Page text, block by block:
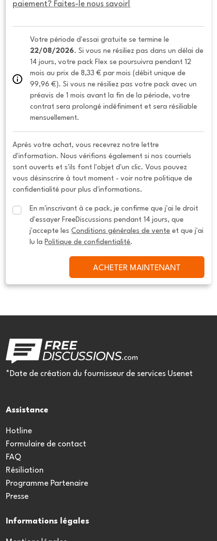
paiement? Faites-le nous savoir!
22/08/2026. Si vous ne résiliez pas dans un délai de
14 jours, votre pack Flex se poursuivra pendant 12
mois au prix de 8,33 € par mois (débit unique de
99,96 €). Si vous ne résiliez pas votre pack avec un
préavis de 1 mois avant la fin de la période, votre
contrat sera prolongé indéfiniment et sera résiliable
mensuellement.
Après votre achat, vous recevrez notre lettre
d'information. Nous vérifions également si nos courriels
sont ouverts et s'ils font l'objet d'un clic. Vous pouvez
vous désinscrire à tout moment - voir notre politique de
confidentialité pour plus d'informations.
En m'inscrivant à ce pack, je confirme que j'ai le droit
d'essayer FreeDiscussions pendant 14 jours, que
j'accepte les Conditions générales de vente et que j'ai
lu la Politique de confidentialité.
ACHETER MAINTENANT
*Date de création du fournisseur de services Usenet
Assistance
Hotline
Formulaire de contact
FAQ
Résiliation
Programme Partenaire
Presse
Informations légales